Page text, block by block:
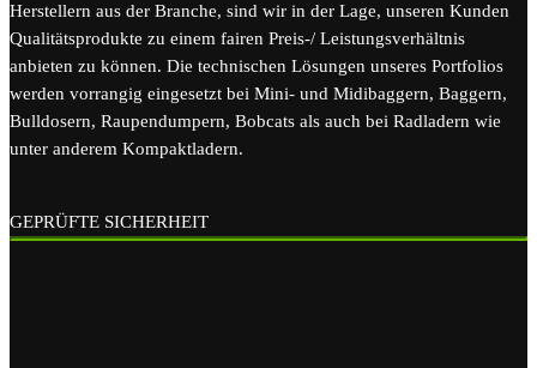
Herstellern aus der Branche, sind wir in der Lage, unseren Kunden
Qualitätsprodukte zu einem fairen Preis-/ Leistungsverhältnis
anbieten zu können. Die technischen Lösungen unseres Portfolios
werden vorrangig eingesetzt bei Mini- und Midibaggern, Baggern,
Bulldosern, Raupendumpern, Bobcats als auch bei Radladern wie
unter anderem Kompaktladern.
GEPRÜFTE SICHERHEIT